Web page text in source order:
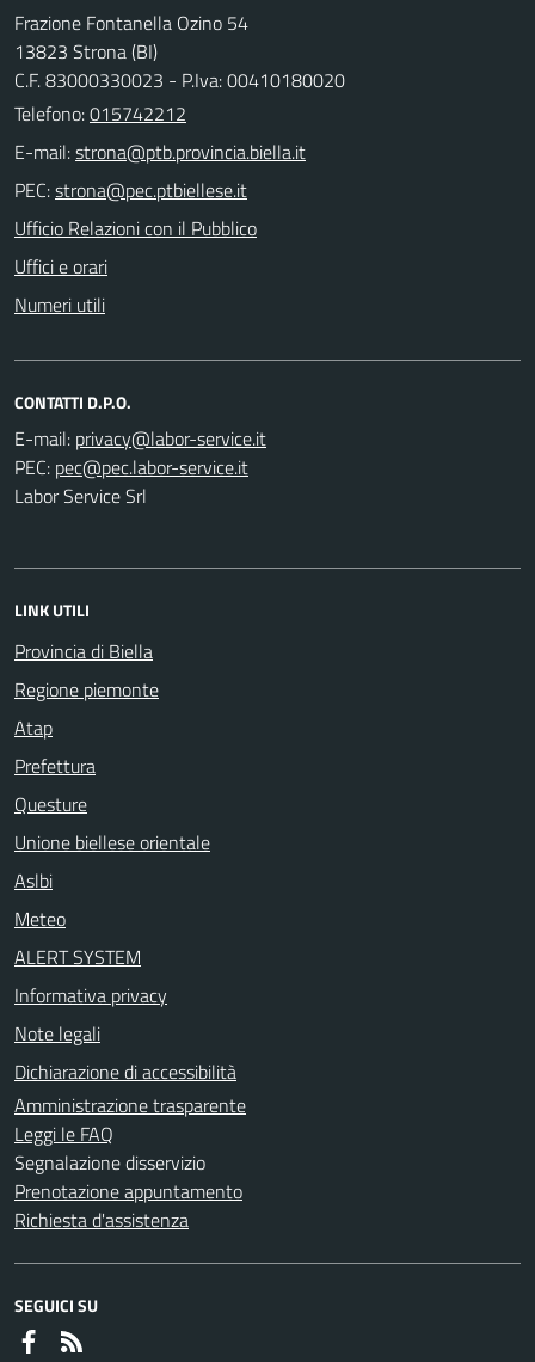
Frazione Fontanella Ozino 54
13823 Strona (BI)
C.F. 83000330023 - P.Iva: 00410180020
Telefono:015742212
E-mail:
PEC:
Ufficio Relazioni con il Pubblico
Uffici e orari
Numeri utili
CONTATTI D.P.O.
E-mail:
PEC:
Labor Service Srl
LINK UTILI
Provincia di Biella
Regione piemonte
Atap
Prefettura
Questure
Unione biellese orientale
Aslbi
Meteo
ALERT SYSTEM
Informativa privacy
Note legali
Dichiarazione di accessibilità
Amministrazione trasparente
Leggi le FAQ
Segnalazione disservizio
Prenotazione appuntamento
Richiesta d'assistenza
SEGUICI SU